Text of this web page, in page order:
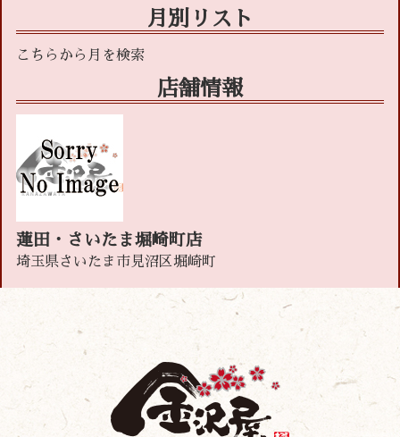
月別リスト
店舗情報
蓮田・さいたま堀崎町店
埼玉県さいたま市見沼区堀崎町